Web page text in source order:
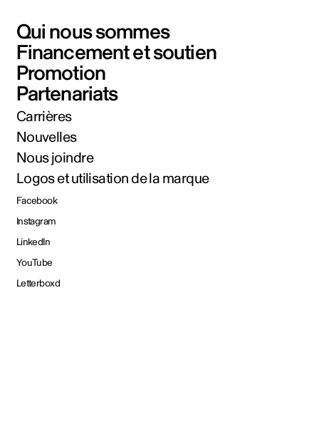
Qui nous sommes
Financement et soutien
Promotion
Partenariats
Carrières
Nouvelles
Nous joindre
Logos et utilisation de la marque
Facebook
Instagram
LinkedIn
YouTube
Letterboxd